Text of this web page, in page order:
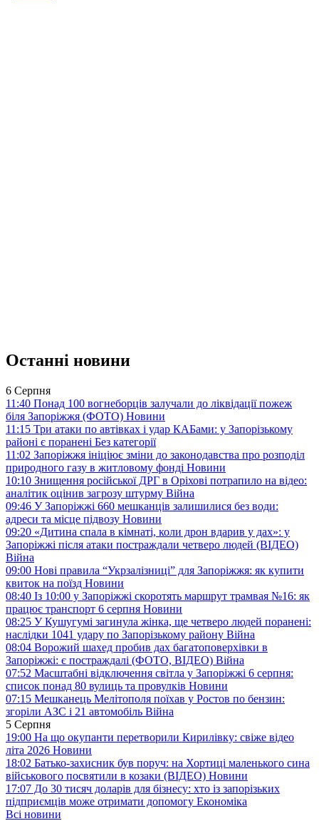
Останні новини
6 Серпня
11:40 Понад 100 вогнеборців залучали до ліквідації пожеж
біля Запоріжжя (ФОТО) Новини
11:15 Три атаки по автівках і удар КАБами: у Запорізькому
районі є поранені Без категорії
11:02 Запоріжжя ініціює зміни до законодавства про розподіл
природного газу в житловому фонді Новини
10:10 Знищення російської ДРГ в Оріхові потрапило на відео:
аналітик оцінив загрозу штурму Війна
09:46 У Запоріжжі 660 мешканців залишилися без води:
адреси та місце підвозу Новини
09:20 «Дитина спала в кімнаті, коли дрон вдарив у дах»: у
Запоріжжі після атаки постраждали четверо людей (ВІДЕО)
Війна
09:00 Нові правила “Укрзалізниці” для Запоріжжя: як купити
квиток на поїзд Новини
08:40 Із 10:00 у Запоріжжі скоротять маршрут трамвая №16: як
працює транспорт 6 серпня Новини
08:25 У Кушугумі загинула жінка, ще четверо людей поранені:
наслідки 1041 удару по Запорізькому району Війна
08:04 Ворожий шахед пробив дах багатоповерхівки в
Запоріжжі: є постраждалі (ФОТО, ВІДЕО) Війна
07:52 Масштабні відключення світла у Запоріжжі 6 серпня:
список понад 80 вулиць та провулків Новини
07:15 Мешканець Мелітополя поїхав у Ростов по бензин:
згоріли АЗС і 21 автомобіль Війна
5 Серпня
19:00 На що окупанти перетворили Кирилівку: свіже відео
літа 2026 Новини
18:02 Батько-захисник був поруч: на Хортиці маленького сина
військового посвятили в козаки (ВІДЕО) Новини
17:07 До 30 тисяч доларів для бізнесу: хто із запорізьких
підприємців може отримати допомогу Економіка
Всі новини